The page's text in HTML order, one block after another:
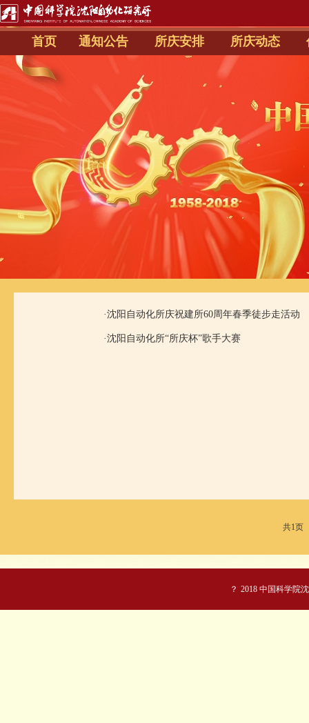
首页 通知公告 所庆安排 所庆动态
·沈阳自动化所庆祝建所60周年春季徒步走活动
·沈阳自动化所“所庆杯”歌手大赛
共1页
？ 2018 中国科学院